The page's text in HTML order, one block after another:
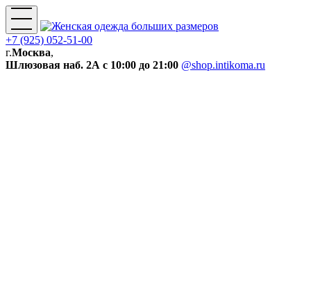
+7 (925) 052-51-00
г.Москва,
Шлюзовая наб. 2А с 10:00 до 21:00 @shop.intikoma.ru